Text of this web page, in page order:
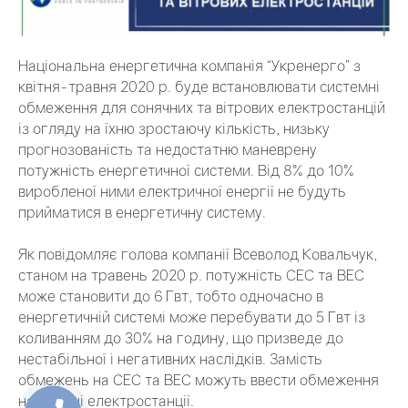
Національна енергетична компанія “Укренерго” з
квітня-травня 2020 р. буде встановлювати системні
обмеження для сонячних та вітрових електростанцій
із огляду на їхню зростаючу кількість, низьку
прогнозованість та недостатню маневрену
потужність енергетичної системи. Від 8% до 10%
виробленої ними електричної енергії не будуть
прийматися в енергетичну систему.
Як повідомляє голова компанії Всеволод Ковальчук,
станом на травень 2020 р. потужність СЕС та ВЕС
може становити до 6 Гвт, тобто одночасно в
енергетичній системі може перебувати до 5 Гвт із
коливанням до 30% на годину, що призведе до
нестабільної і негативних наслідків. Замість
обмежень на СЕС та ВЕС можуть ввести обмеження
на атомні електростанції.